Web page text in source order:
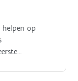
op